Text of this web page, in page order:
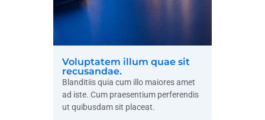
Voluptatem illum quae sit
recusandae.
Blanditiis quia cum illo maiores amet
ad iste. Cum praesentium perferendis
ut quibusdam sit placeat.